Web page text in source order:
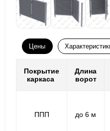
Цены
Покрытие
каркаса
Длина
ворот
ППП до 6 м